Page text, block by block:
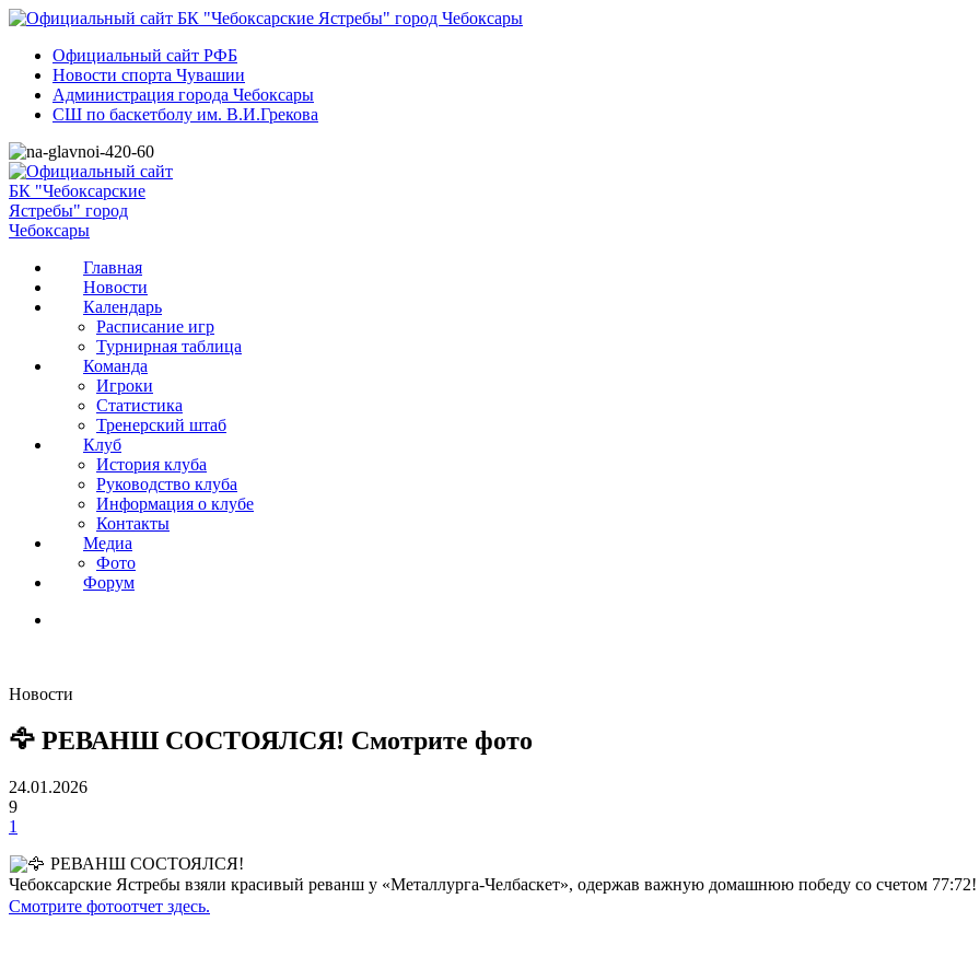
Официальный сайт РФБ
Новости спорта Чувашии
Администрация города Чебоксары
СШ по баскетболу им. В.И.Грекова
Главная
Новости
Календарь
Расписание игр
Турнирная таблица
Команда
Игроки
Статистика
Тренерский штаб
Клуб
История клуба
Руководство клуба
Информация о клубе
Контакты
Медиа
Фото
Форум
Новости
🦅 РЕВАНШ СОСТОЯЛСЯ! Смотрите фото
24.01.2026
9
1
РЕВАНШ СОСТОЯЛСЯ!
Чебоксарские Ястребы взяли красивый реванш у «Металлурга-Челбаскет», одержав важную домашнюю победу со счетом 77:72!
Смотрите фотоотчет здесь.